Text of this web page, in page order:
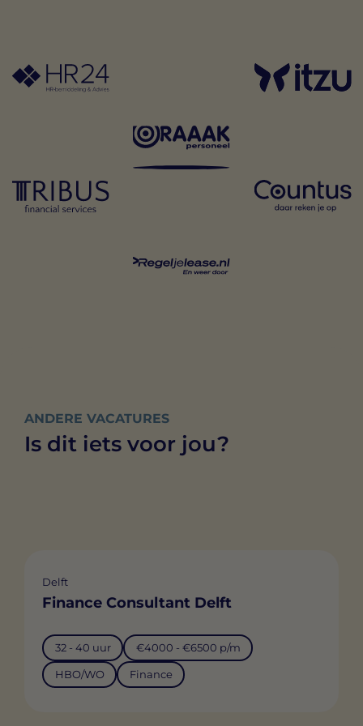
ANDERE VACATURES
Is dit iets voor jou?
Delft
Finance Consultant Delft
32 - 40 uur €4000 - €6500 p/m
HBO/WO Finance